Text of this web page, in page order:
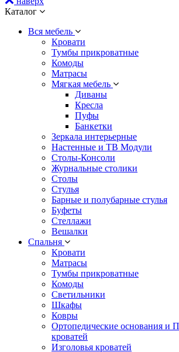
Каталог
Вся мебель
Кровати
Тумбы прикроватные
Комоды
Матрасы
Мягкая мебель
Диваны
Кресла
Пуфы
Банкетки
Зеркала интерьерные
Настенные и ТВ Модули
Столы-Консоли
Журнальные столики
Столы
Стулья
Барные и полубарные стулья
Буфеты
Стеллажи
Вешалки
Cпальня
Кровати
Матрасы
Тумбы прикроватные
Комоды
Светильники
Шкафы
Ковры
Ортопедические основания и
кроватей
Изголовья кроватей